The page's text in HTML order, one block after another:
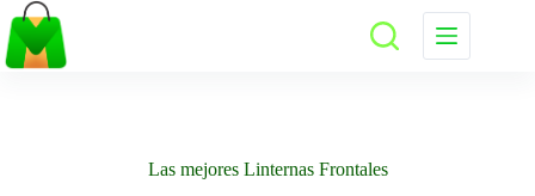
Saltar
al
contenido
Las mejores Linternas Frontales